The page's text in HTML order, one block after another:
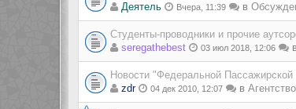
Деятель
Вчера, 11:39 в
Студенты-проводники и прочие
seregathebest 03 июл 2018, 12:06
Новости "Федеральной
zdr 04 дек 2010, 12:07 в